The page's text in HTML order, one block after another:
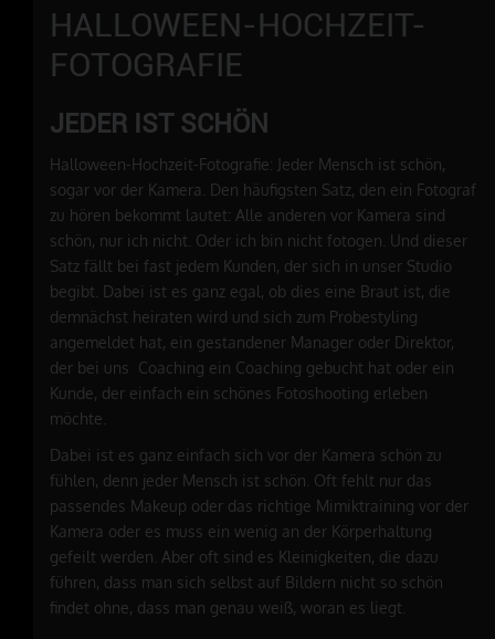
HALLOWEEN-HOCHZEIT-
FOTOGRAFIE
JEDER IST SCHÖN
Halloween-Hochzeit-Fotografie: Jeder Mensch ist schön,
sogar vor der Kamera. Den häufigsten Satz, den ein Fotograf
zu hören bekommt lautet: Alle anderen vor Kamera sind
schön, nur ich nicht. Oder ich bin nicht fotogen. Und dieser
Satz fällt bei fast jedem Kunden, der sich in unser Studio
begibt. Dabei ist es ganz egal, ob dies eine Braut ist, die
demnächst heiraten wird und sich zum Probestyling
angemeldet hat, ein gestandener Manager oder Direktor,
der bei uns Coaching ein Coaching gebucht hat oder ein
Kunde, der einfach ein schönes Fotoshooting erleben
möchte.
Dabei ist es ganz einfach sich vor der Kamera schön zu
fühlen, denn jeder Mensch ist schön. Oft fehlt nur das
passendes Makeup oder das richtige Mimiktraining vor der
Kamera oder es muss ein wenig an der Körperhaltung
gefeilt werden. Aber oft sind es Kleinigkeiten, die dazu
führen, dass man sich selbst auf Bildern nicht so schön
findet ohne, dass man genau weiß, woran es liegt.